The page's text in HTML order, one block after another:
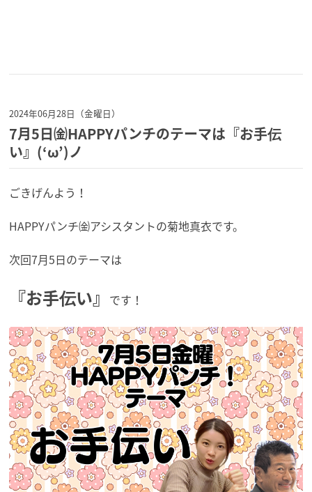
2024年06月28日（金曜日）
7月5日㈮HAPPYパンチのテーマは『お手伝
い』(‘ω’)ノ
ごきげんよう！
HAPPYパンチ㈮アシスタントの菊地真衣です。
次回7月5日のテーマは
『お手伝い』 です！